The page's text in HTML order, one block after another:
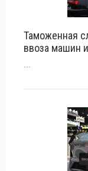
Таможенная
ввоза машин
...